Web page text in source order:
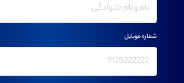
شماره موبایل